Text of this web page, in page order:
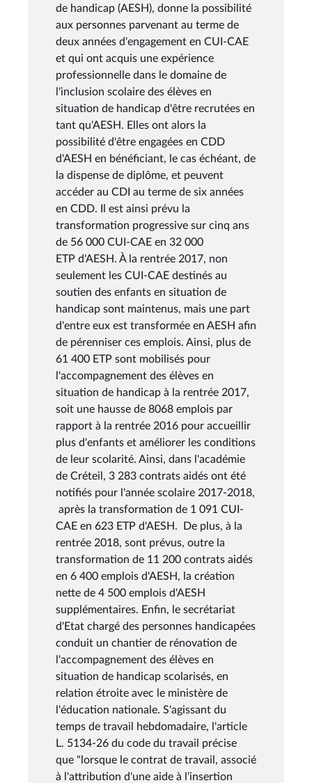
de handicap (AESH), donne la possibilité
aux personnes parvenant au terme de
deux années d'engagement en CUI-CAE
et qui ont acquis une expérience
professionnelle dans le domaine de
l'inclusion scolaire des élèves en
situation de handicap d'être recrutées en
tant qu'AESH. Elles ont alors la
possibilité d'être engagées en CDD
d'AESH en bénéficiant, le cas échéant, de
la dispense de diplôme, et peuvent
accéder au CDI au terme de six années
en CDD. Il est ainsi prévu la
transformation progressive sur cinq ans
de 56 000 CUI-CAE en 32 000
ETP d'AESH. À la rentrée 2017, non
seulement les CUI-CAE destinés au
soutien des enfants en situation de
handicap sont maintenus, mais une part
d'entre eux est transformée en AESH afin
de pérenniser ces emplois. Ainsi, plus de
61 400 ETP sont mobilisés pour
l'accompagnement des élèves en
situation de handicap à la rentrée 2017,
soit une hausse de 8068 emplois par
rapport à la rentrée 2016 pour accueillir
plus d'enfants et améliorer les conditions
de leur scolarité. Ainsi, dans l'académie
de Créteil, 3 283 contrats aidés ont été
notifiés pour l'année scolaire 2017-2018,
après la transformation de 1 091 CUI-
CAE en 623 ETP d'AESH. De plus, à la
rentrée 2018, sont prévus, outre la
transformation de 11 200 contrats aidés
en 6 400 emplois d'AESH, la création
nette de 4 500 emplois d'AESH
supplémentaires. Enfin, le secrétariat
d'Etat chargé des personnes handicapées
conduit un chantier de rénovation de
l'accompagnement des élèves en
situation de handicap scolarisés, en
relation étroite avec le ministère de
l'éducation nationale. S'agissant du
temps de travail hebdomadaire, l'article
L. 5134-26 du code du travail précise
que "lorsque le contrat de travail, associé
à l'attribution d'une aide à l'insertion